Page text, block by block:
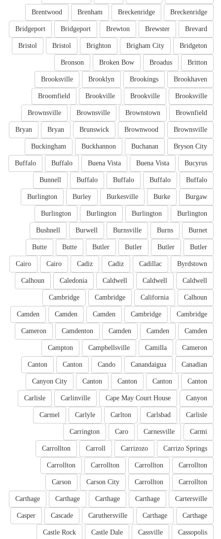
Breckenridge
Breckenridge
Brenham
Brentwood
Brevard
Brewster
Brewton
Bridgeport
Bridgeport
Bridgeton
Brigham City
Brighton
Bristol
Bristol
Britton
Broadus
Broken Bow
Bronson
Brookhaven
Brookings
Brooklyn
Brooksville
Brooksville
Brookville
Brookville
Broomfield
Brownfield
Brownstown
Brownsville
Brownsville
Brownsville
Brownwood
Brunswick
Bryan
Bryan
Bryson City
Buchanan
Buckhannon
Buckingham
Bucyrus
Buena Vista
Buena Vista
Buffalo
Buffalo
Buffalo
Buffalo
Buffalo
Buffalo
Bunnell
Burgaw
Burke
Burkesville
Burley
Burlington
Burlington
Burlington
Burlington
Burlington
Burnet
Burns
Burnsville
Burwell
Bushnell
Butler
Butler
Butler
Butler
Butte
Butte
Byrdstown
Cadillac
Cadiz
Cadiz
Cairo
Cairo
Caldwell
Caldwell
Caldwell
Caledonia
Calhoun
Calhoun
California
Cambridge
Cambridge
Cambridge
Cambridge
Camden
Camden
Camden
Camden
Camden
Camden
Camdenton
Cameron
Cameron
Camilla
Campbellsville
Campton
Canadian
Canandaigua
Cando
Canton
Canton
Canton
Canton
Canton
Canton
Canyon City
Canyon
Cape May Court House
Carlinville
Carlisle
Carlisle
Carlsbad
Carlton
Carlyle
Carmel
Carmi
Carnesville
Caro
Carrington
Carrizo Springs
Carrizozo
Carroll
Carrollton
Carrollton
Carrollton
Carrollton
Carrollton
Carrollton
Carrollton
Carson City
Carson
Cartersville
Carthage
Carthage
Carthage
Carthage
Carthage
Carthage
Caruthersville
Cascade
Casper
Cassopolis
Cassville
Castle Dale
Castle Rock